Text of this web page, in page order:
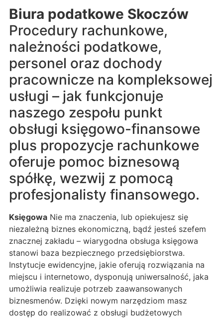
Biura podatkowe Skoczów
Procedury rachunkowe,
należności podatkowe,
personel oraz dochody
pracownicze na kompleksowej
usługi – jak funkcjonuje
naszego zespołu punkt
obsługi księgowo-finansowe
plus propozycje rachunkowe
oferuje pomoc biznesową
spółkę, wezwij z pomocą
profesjonalisty finansowego.
Księgowa Nie ma znaczenia, lub opiekujesz się
niezależną biznes ekonomiczną, bądź jesteś szefem
znacznej zakładu – wiarygodna obsługa księgowa
stanowi baza bezpiecznego przedsiębiorstwa.
Instytucje ewidencyjne, jakie oferują rozwiązania na
miejscu i internetowo, dysponują uniwersalność, jaka
umożliwia realizuje potrzeb zaawansowanych
biznesmenów. Dzięki nowym narzędziom masz
dostęp do realizować z obsługi budżetowych